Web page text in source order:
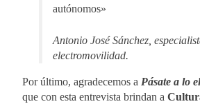
autónomos»
Antonio José Sánchez,
electromovilidad.
Por último, agradecemos a Pásate a lo
que con esta entrevista brindan a